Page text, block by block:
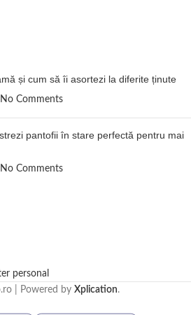
și cum să îi asortezi la diferite ținute
No Comments
pantofii în stare perfectă pentru mai
No Comments
personal
| Powered by Xplication.